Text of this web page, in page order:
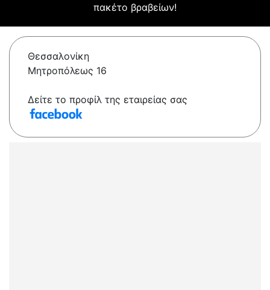
πακέτο βραβείων!
Θεσσαλονίκη
Μητροπόλεως 16
Δείτε το προφίλ της εταιρείας σας